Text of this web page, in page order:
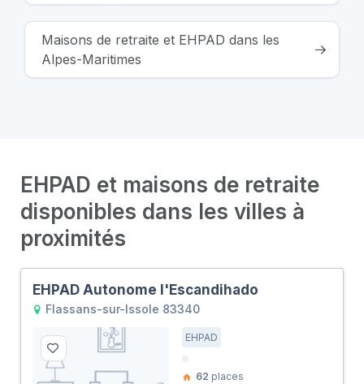
Maisons de retraite et EHPAD dans les
Alpes-Maritimes
EHPAD et maisons de retraite
disponibles dans les villes à
proximités
EHPAD Autonome l'Escandihado
Flassans-sur-Issole 83340
EHPAD
62 places